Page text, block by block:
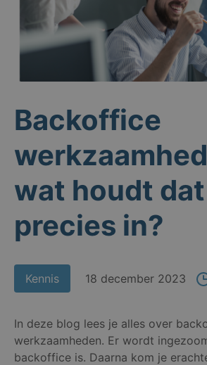
Backoffice
wat houdt dat
precies in?
Kennis 18 december 2023
In deze blog lees je alles over
werkzaamheden. Er wordt
backoffice is. Daarna kom je